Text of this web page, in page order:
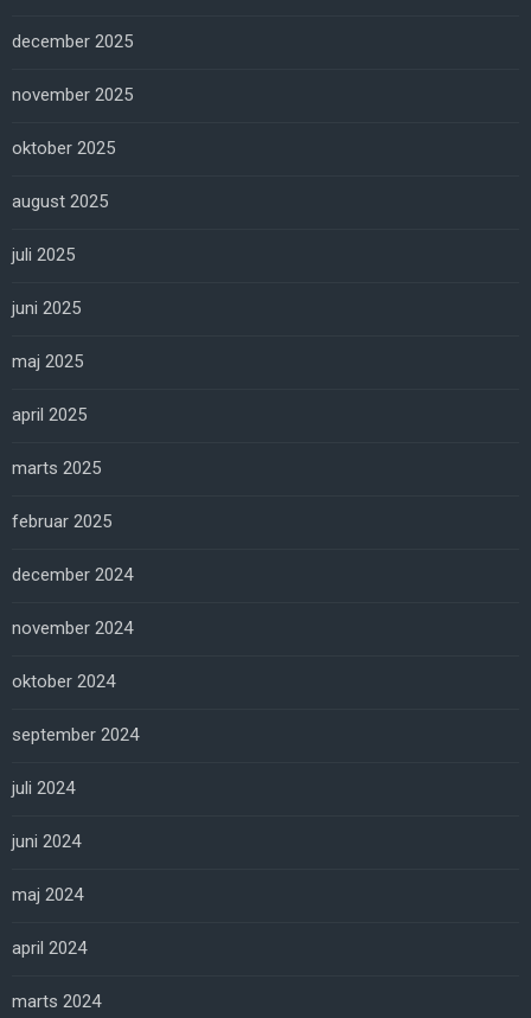
december 2025
november 2025
oktober 2025
august 2025
juli 2025
juni 2025
maj 2025
april 2025
marts 2025
februar 2025
december 2024
november 2024
oktober 2024
september 2024
juli 2024
juni 2024
maj 2024
april 2024
marts 2024